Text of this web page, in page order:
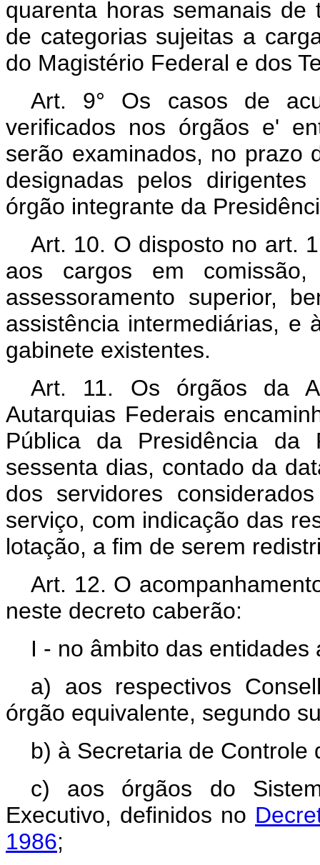
quarenta horas semanais de
de categorias sujeitas a
do Magistério Federal e dos
Art.
9° Os casos de
verificados nos órgãos e'
serão examinados, no prazo
designadas pelos
órgão integrante da
Art. 10. O disposto no art.
aos cargos em
assessoramento superior,
assistência intermediárias, e
gabinete existentes.
Art.
11. Os órgãos da
Autarquias Federais
Pública da Presidência da
sessenta dias, contado da
dos servidores
serviço, com indicação das
lotação, a fim de serem
Art. 12. O
neste decreto caberão:
I - no âmbito das entidades
a) aos respectivos
órgão equivalente, segundo
b) à Secretaria de Controle
c) aos órgãos do
Executivo, definidos no
1986;